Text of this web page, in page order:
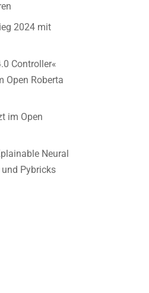
2024 mit
Controller«
Open Roberta
im Open
Neural
Pybricks